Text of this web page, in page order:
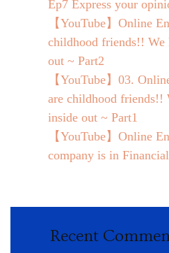
Ep7 Express your
【YouTube】Online
childhood friends!! We
out ~ Part2
【YouTube】03.
are childhood friends!!
inside out ~ Part1
【YouTube】Online
company is in
Recent